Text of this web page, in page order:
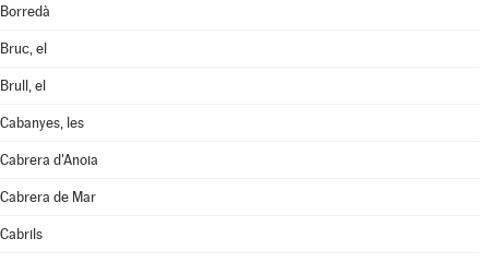
Borredà
Bruc, el
Brull, el
Cabanyes, les
Cabrera d'Anoia
Cabrera de Mar
Cabrils